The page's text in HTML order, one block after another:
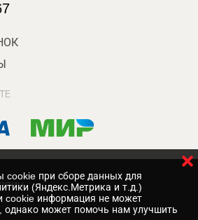
cookie при сборе данных для
(Яндекс.Метрика и т.д.)
cookie информация не может
однако может помочь нам улучшить